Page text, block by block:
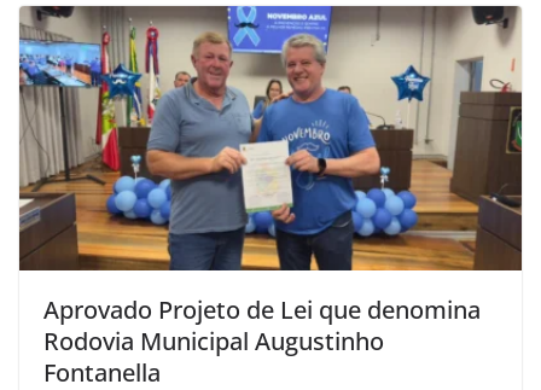
Aprovado Projeto de Lei que denomina
Rodovia Municipal Augustinho
Fontanella